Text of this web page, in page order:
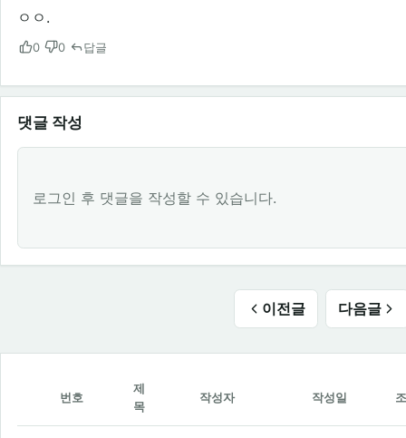
ㅇㅇ.
0 0 답글
댓글 작성
로그인 후 댓글을 작성할 수 있습니다.
이전글 다음글
번호
제
목
작성자 작성일